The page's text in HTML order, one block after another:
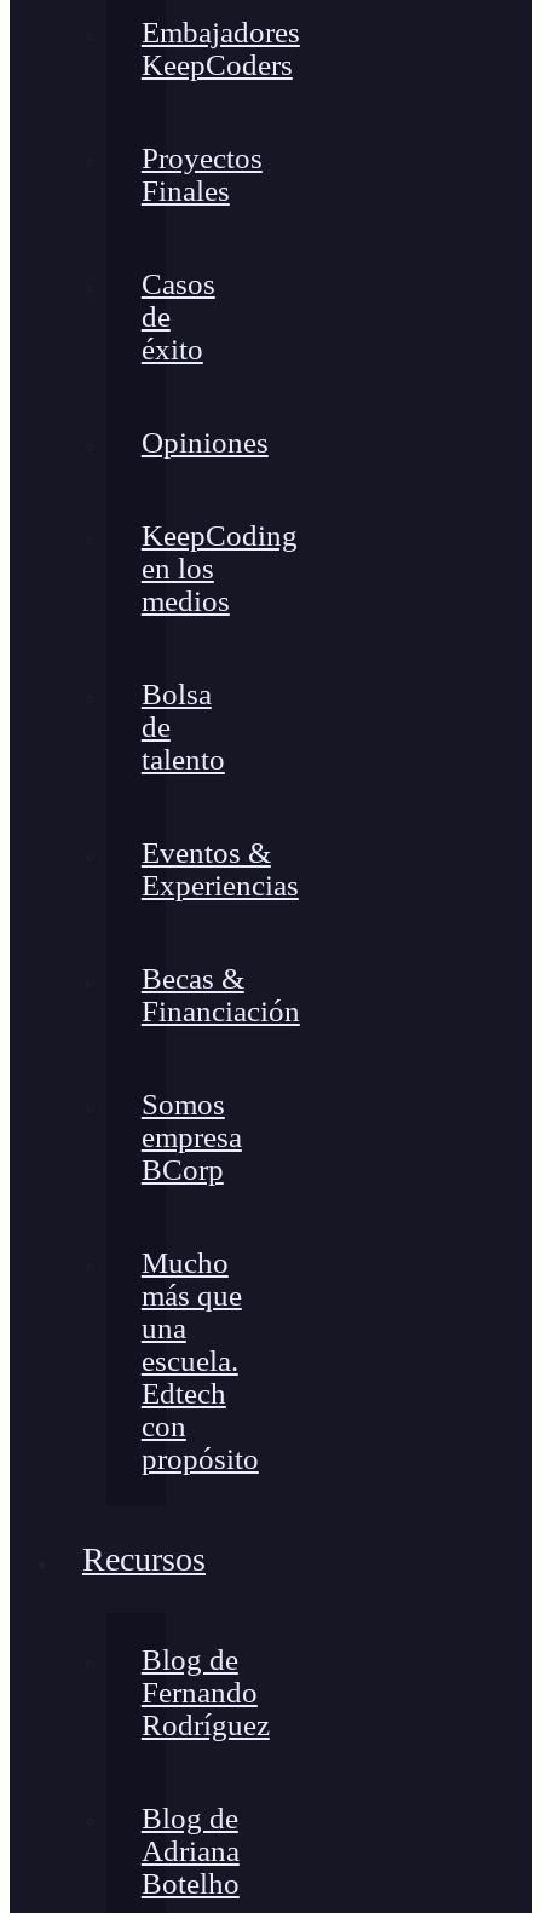
Embajadores
KeepCoders
Proyectos
Finales
Casos
de
éxito
Opiniones
KeepCoding
en los
medios
Bolsa
de
talento
Eventos &
Experiencias
Becas &
Financiación
Somos
empresa
BCorp
Mucho
más que
una
escuela.
Edtech
con
propósito
Recursos
Blog de
Fernando
Rodríguez
Blog de
Adriana
Botelho